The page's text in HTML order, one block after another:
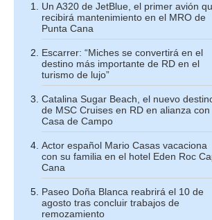
Un A320 de JetBlue, el primer avión
recibirá mantenimiento en el MRO de
Punta Cana
Escarrer: “Miches se convertirá en el
destino más importante de RD en el
turismo de lujo”
Catalina Sugar Beach, el nuevo
de MSC Cruises en RD en alianza con
Casa de Campo
Actor español Mario Casas vacaciona
con su familia en el hotel Eden Roc
Cana
Paseo Doña Blanca reabrirá el 10 de
agosto tras concluir trabajos de
remozamiento